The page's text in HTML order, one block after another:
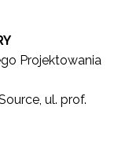
Projektowania
ul. prof.